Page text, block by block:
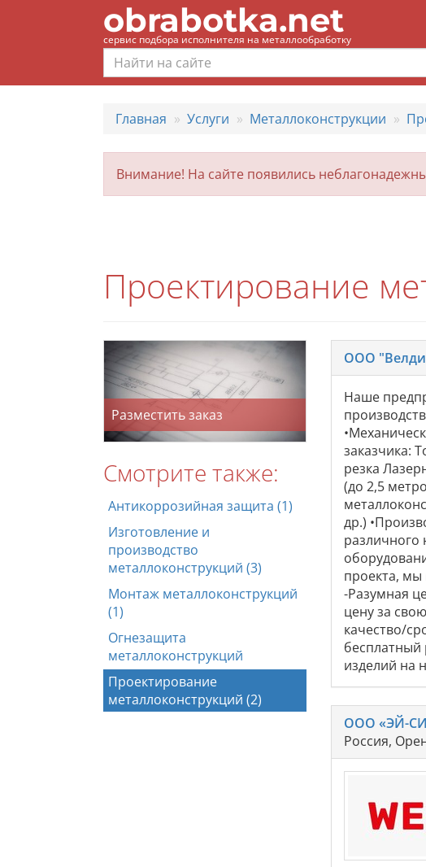
obrabotka.net
сервис подбора исполнителя на металлообработку
Главная Услуги Металлоконструкции
Внимание! На сайте появились
Проектирование
Разместить заказ
Смотрите также:
Антикоррозийная защита (1)
Изготовление и
производство
металлоконструкций (3)
Монтаж металлоконструкций
(1)
Огнезащита
металлоконструкций
Проектирование
металлоконструкций (2)
ООО
Наше
заказчика:
резка
(до 2,5
др.)
различного
проекта, мы
-Разумная
цену за
качество/
бесплатный
изделий на
ООО «ЭЙ-
Россия,